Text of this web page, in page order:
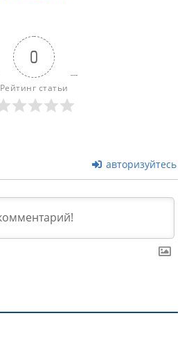
0
Рейтинг статьи
авторизуйтесь